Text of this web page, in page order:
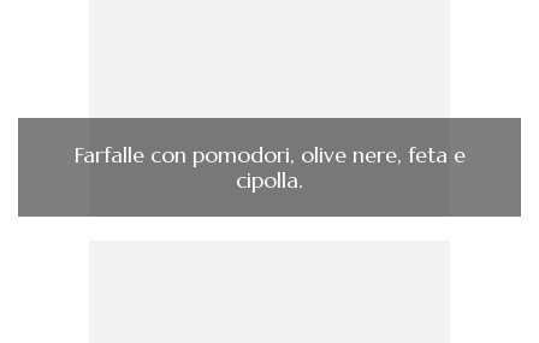
Farfalle con pomodori, olive nere, feta e
cipolla.